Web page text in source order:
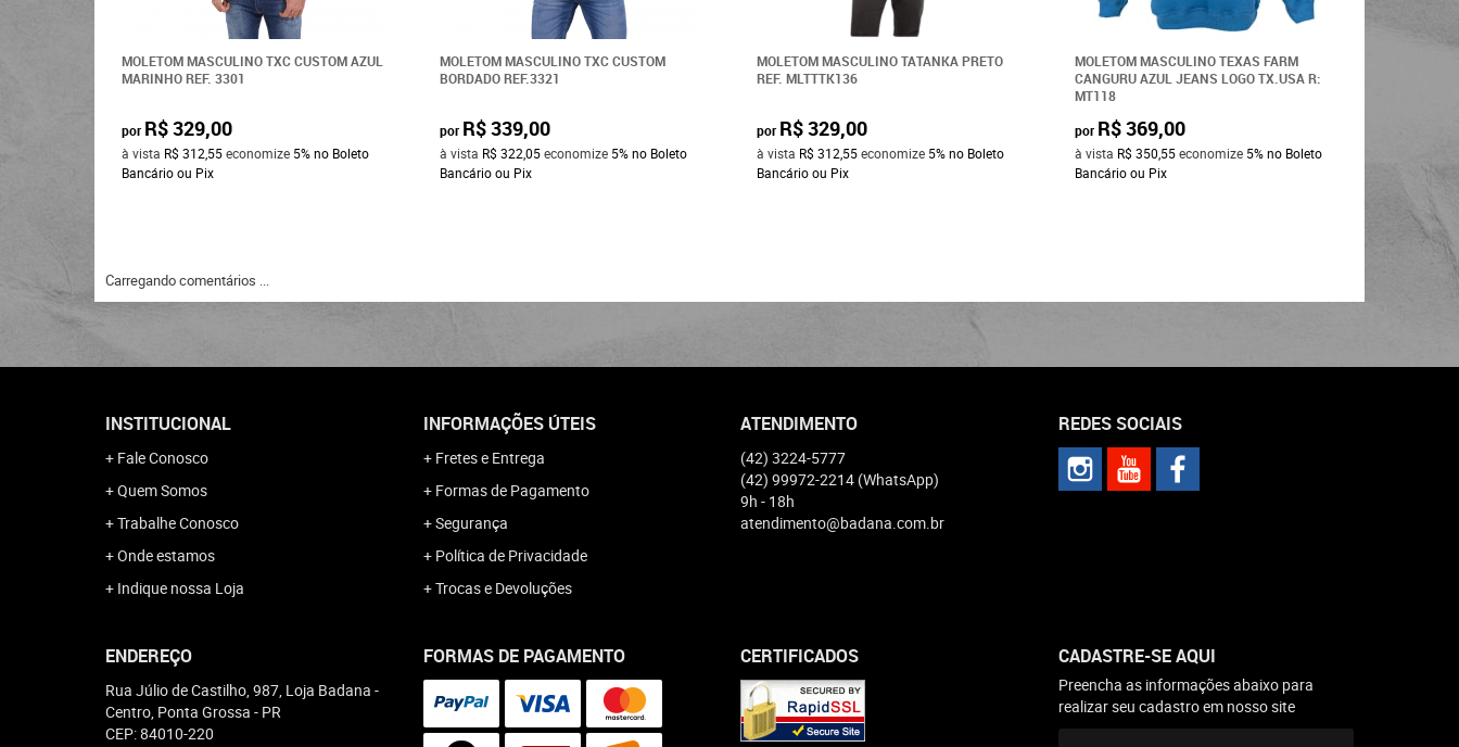
MOLETOM MASCULINO TXC CUSTOM AZUL
MARINHO REF. 3301
por R$ 329,00
à vista R$ 312,55economize 5%no Boleto
Bancário ou Pix
MOLETOM MASCULINO TXC CUSTOM
BORDADO REF.3321
por R$ 339,00
à vista R$ 322,05economize 5% no Boleto
Bancário ou Pix
MOLETOM MASCULINO TATANKA PRETO
REF. MLTTTK136
por R$ 329,00
à vista R$ 312,55economize 5%no Boleto
Bancário ou Pix
MOLETOM MASCULINO TEXAS FARM
CANGURU AZUL JEANS LOGO TX.USA R:
MT118
por R$ 369,00
à vista R$ 350,55economize 5% no Boleto
Bancário ou Pix
Carregando comentários ...
INSTITUCIONAL
Fale Conosco
Quem Somos
Trabalhe Conosco
Onde estamos
Indique nossa Loja
INFORMAÇÕES ÚTEIS
Fretes e Entrega
Formas de Pagamento
Segurança
Política de Privacidade
Trocas e Devoluções
ATENDIMENTO
(42) 3224-5777
(42) 99972-2214 (WhatsApp)
9h - 18h
atendimento@badana.com.br
REDES SOCIAIS
ENDEREÇO
Rua Júlio de Castilho, 987, Loja Badana -
Centro, Ponta Grossa - PR
CEP: 84010-220
FORMAS DE PAGAMENTO CERTIFICADOS CADASTRE-SE AQUI
Preencha as informações abaixo para
realizar seu cadastro em nosso site